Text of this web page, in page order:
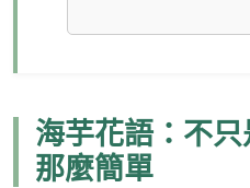
海芋花語：不只
那麼簡單